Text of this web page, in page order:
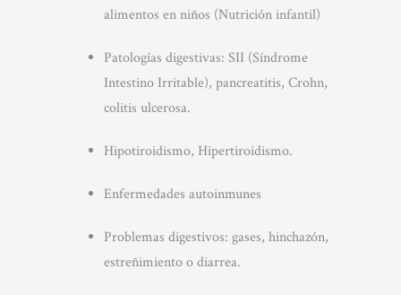
alimentos en niños (Nutrición infantil)
Patologías digestivas: SII (Síndrome
Intestino Irritable), pancreatitis, Crohn,
colitis ulcerosa.
Hipotiroidismo, Hipertiroidismo.
Enfermedades autoinmunes
Problemas digestivos: gases, hinchazón,
estreñimiento o diarrea.